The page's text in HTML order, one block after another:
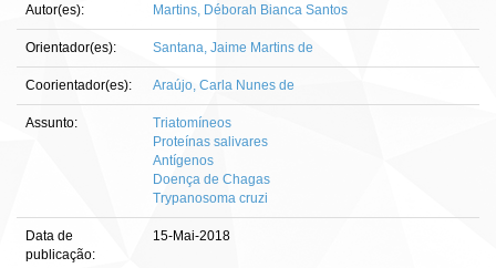
Autor(es): Martins, Déborah Bianca Santos
Orientador(es): Santana, Jaime Martins de
Coorientador(es): Araújo, Carla Nunes de
Assunto:
Triatomíneos
Proteínas salivares
Antígenos
Doença de Chagas
Trypanosoma cruzi
Data de
publicação:
15-Mai-2018